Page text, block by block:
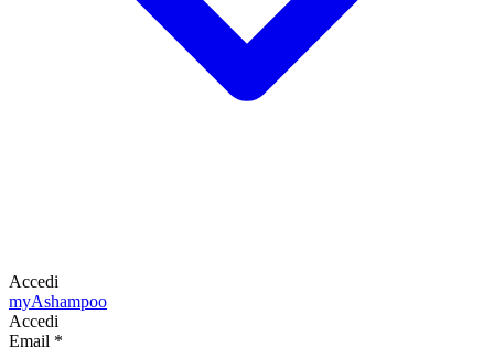
Accedi
myAshampoo
Accedi
Email *